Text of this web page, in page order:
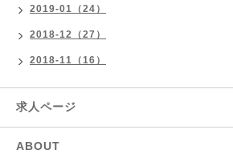
2019-01（24）
2018-12（27）
2018-11（16）
求人ページ
ABOUT